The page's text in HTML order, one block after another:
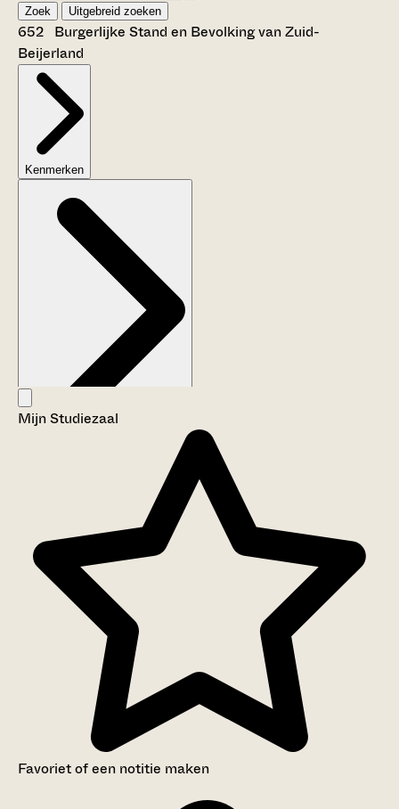
Zoek Uitgebreid zoeken
652 Burgerlijke Stand en Bevolking van Zuid-
Beijerland
Kenmerken
Aanwijzingen voor de gebruiker
Inventaris
Mijn Studiezaal
Favoriet of een notitie maken